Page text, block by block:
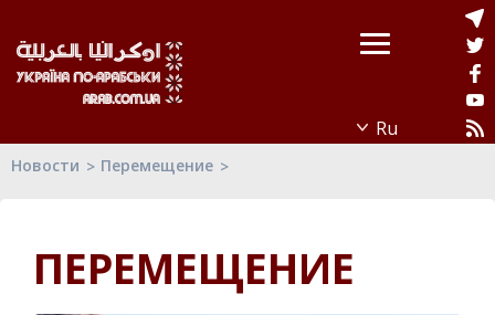
Новости Перемещение
ПЕРЕМЕЩЕНИЕ